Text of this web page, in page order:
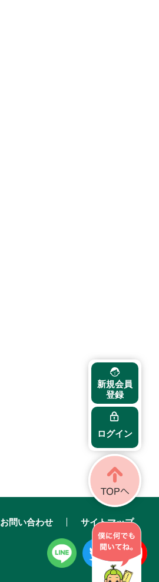
新規会員
登録
ログイン
お問い合わせ サイトマップ